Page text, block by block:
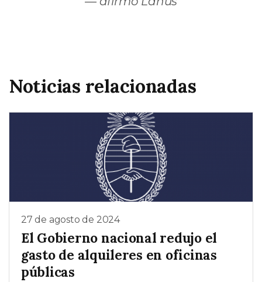
Noticias relacionadas
27 de agosto de 2024
El Gobierno nacional redujo el
gasto de alquileres en oficinas
públicas